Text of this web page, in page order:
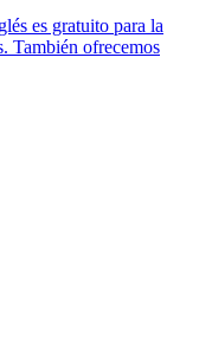
es gratuito para la
También ofrecemos